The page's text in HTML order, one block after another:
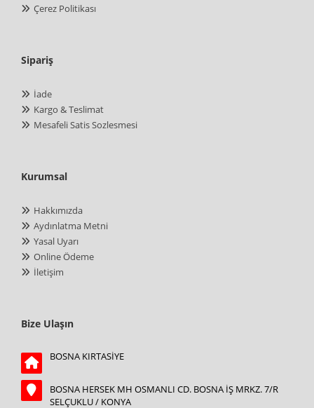
Çerez Politikası
Sipariş
İade
Kargo & Teslimat
Mesafeli Satis Sozlesmesi
Kurumsal
Hakkımızda
Aydınlatma Metni
Yasal Uyarı
Online Ödeme
İletişim
Bize Ulaşın
BOSNA KIRTASİYE
BOSNA HERSEK MH OSMANLI CD. BOSNA İŞ MRKZ. 7/R
SELÇUKLU / KONYA